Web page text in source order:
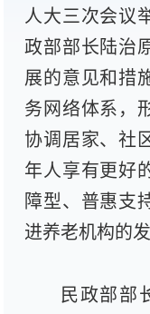
人大三次会议
政部部长陆治
展的意见和措
务网络体系，
协调居家、社
年人享有更好
障型、普惠支
进养老机构的发
民政部部